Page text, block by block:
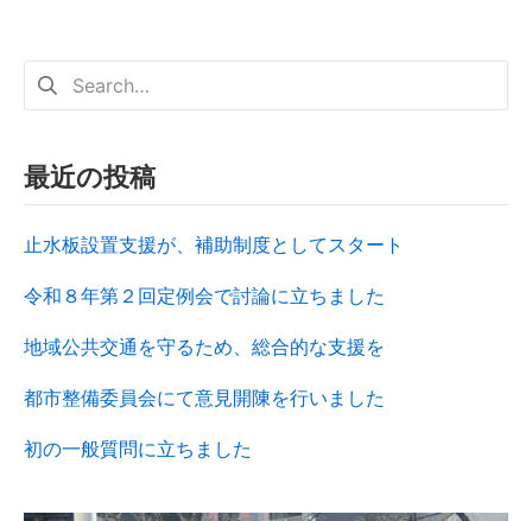
最近の投稿
止水板設置支援が、補助制度としてスタート
令和８年第２回定例会で討論に立ちました
地域公共交通を守るため、総合的な支援を
都市整備委員会にて意見開陳を行いました
初の一般質問に立ちました